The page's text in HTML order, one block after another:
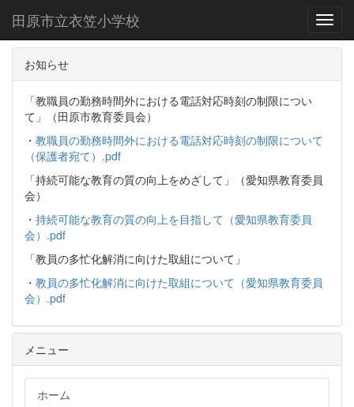
田原市立衣笠小学校
お知らせ
「教職員の勤務時間外における電話対応時刻の制限につい
て」（田原市教育委員会）
・ 教職員の勤務時間外における電話対応時刻の制限について
（保護者宛て）.pdf
「持続可能な教育の質の向上をめざして」（愛知県教育委員
会）
・ 持続可能な教育の質の向上を目指して（愛知県教育委員
会）.pdf
「教員の多忙化解消に向けた取組について」
・ 教員の多忙化解消に向けた取組について（愛知県教育委員
会）.pdf
メニュー
ホーム